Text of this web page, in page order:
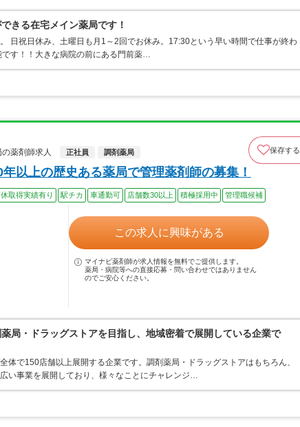
きる在宅メイン薬局です！
日祝日休み、土曜日も月1～2回でお休み。17:30という早い時間で仕事が終わ
す！！大きな病院の前にある門前薬…
薬剤師求人
正社員 調剤薬局 保存する
以上の歴史ある薬局で管理薬剤師の募集！
取得実績有り 駅チカ 車通勤可 店舗数30以上 積極採用中 管理職候補
この求人に興味がある
マイナビ薬剤師が求人情報を無料でご提供します。
薬局・病院等への直接応募・問い合わせではありません
のでご安心ください。
局・ドラッグストアを目指し、地域密着で展開している企業で
体で150店舗以上展開する企業です。調剤薬局・ドラッグストアはもちろん、
い事業を展開しており、様々なことにチャレンジ…